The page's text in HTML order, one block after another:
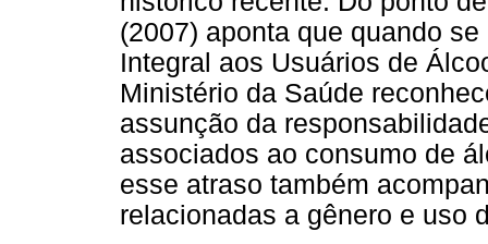
(2007) aponta que quando
Integral aos Usuários de
Ministério da Saúde
assunção da
associados ao consumo de
esse atraso também
relacionadas a gênero e uso